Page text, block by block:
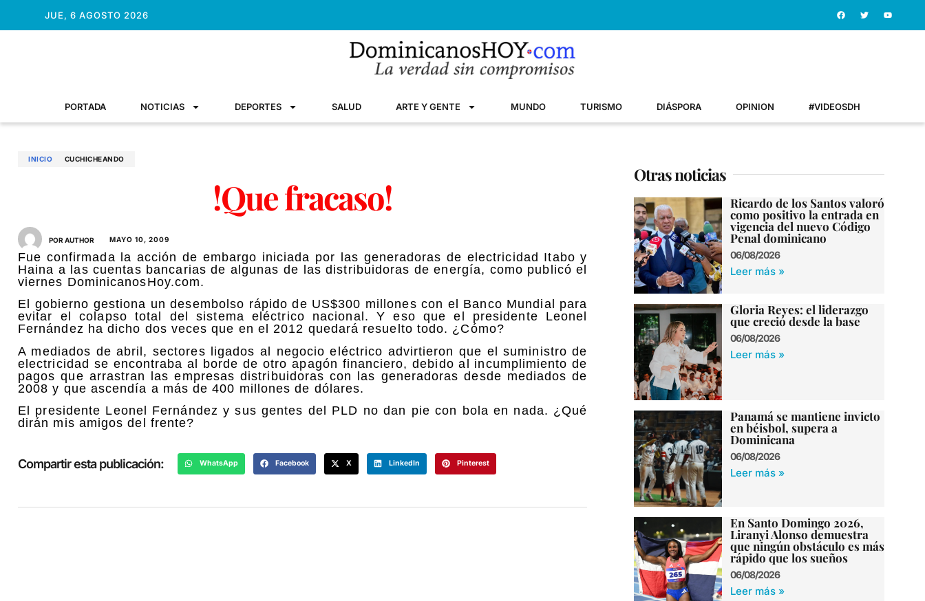
JUE, 6 AGOSTO 2026
PORTADA NOTICIAS DEPORTES SALUD ARTE Y GENTE MUNDO TURISMO DIÁSPORA OPINION #VIDEOSDH
INICIO CUCHICHEANDO
!Que fracaso!
POR AUTHOR MAYO 10, 2009
Fue confirmada la acción de embargo iniciada por las generadoras de electricidad Itabo y
Haina a las cuentas bancarias de algunas de las distribuidoras de energía, como publicó el
viernes DominicanosHoy.com.
El gobierno gestiona un desembolso rápido de US$300 millones con el Banco Mundial para
evitar el colapso total del sistema eléctrico nacional. Y eso que el presidente Leonel
Fernández ha dicho dos veces que en el 2012 quedará resuelto todo. ¿Cómo?
A mediados de abril, sectores ligados al negocio eléctrico advirtieron que el suministro de
electricidad se encontraba al borde de otro apagón financiero, debido al incumplimiento de
pagos que arrastran las empresas distribuidoras con las generadoras desde mediados de
2008 y que ascendía a más de 400 millones de dólares.
El presidente Leonel Fernández y sus gentes del PLD no dan pie con bola en nada. ¿Qué
dirán mis amigos del frente?
Compartir esta publicación: WhatsApp Facebook X LinkedIn Pinterest
Otras noticias
Ricardo de los Santos valoró
como positivo la entrada en
vigencia del nuevo Código
Penal dominicano
06/08/2026
Leer más »
Gloria Reyes: el liderazgo
que creció desde la base
06/08/2026
Leer más »
Panamá se mantiene invicto
en béisbol, supera a
Dominicana
06/08/2026
Leer más »
En Santo Domingo 2026,
Liranyi Alonso demuestra
que ningún obstáculo es más
rápido que los sueños
06/08/2026
Leer más »